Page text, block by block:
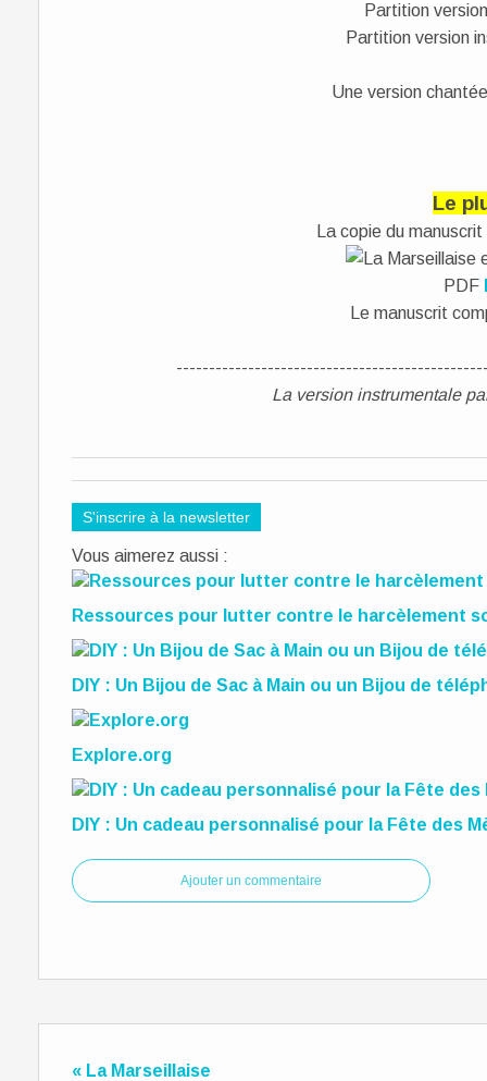
Partition
Partition version
Une version
Le
La copie du
PDF
Le manuscrit
La version instrumentale
S'inscrire à la newsletter
Vous aimerez aussi :
Ressources pour lutter contre le harcèlement
DIY : Un Bijou de Sac à Main ou un Bijou de
Explore.org
DIY : Un cadeau personnalisé pour la Fête des
Ajouter un commentaire
« La Marseillaise